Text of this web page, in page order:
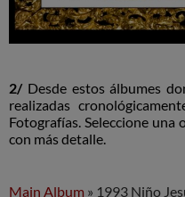
2/ Desde estos álbumes
realizadas
Fotografías. Seleccione
con más detalle.
Main Album » 1993 Niño